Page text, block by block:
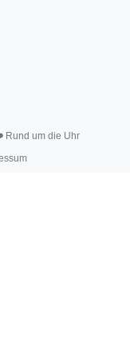
Rund um die Uhr